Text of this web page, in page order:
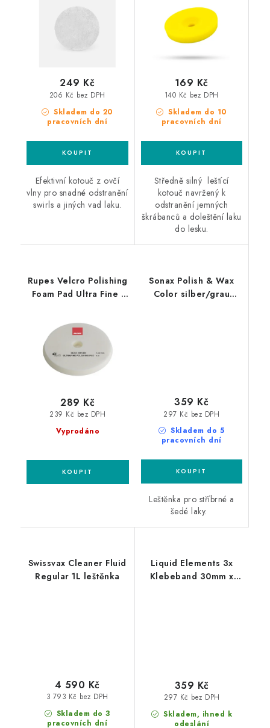
Skladem do 20
pracovních dní
206 Kč bez DPH
249 Kč
Efektivní kotouč z ovčí
vlny pro snadné odstranění
swirls a jiných vad laku.
Skladem do 10
pracovních dní
140 Kč bez DPH
169 Kč
Středně silný leštící
kotouč navržený k
odstranění jemných
škrábanců a doleštění laku
do lesku.
Rupes Velcro Polishing
Foam Pad Ultra Fine -
leštící kotouč
Vyprodáno
239 Kč bez DPH
289 Kč
Sonax Polish & Wax
Color silber/grau
Skladem do 5
pracovních dní
297 Kč bez DPH
359 Kč
Leštěnka pro stříbrné a
šedé laky.
Swissvax Cleaner Fluid
Regular 1L leštěnka
Skladem do 3
pracovních dní
3 793 Kč bez DPH
4 590 Kč
Liquid Elements 3x
Klebeband 30mm x
Skladem, ihned k
odeslání
297 Kč bez DPH
359 Kč